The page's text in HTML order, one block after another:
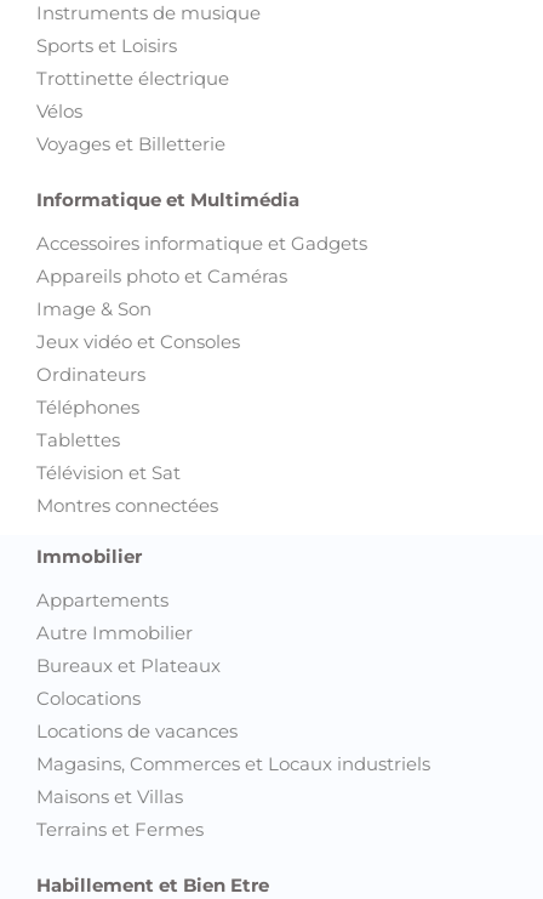
Instruments de musique
Sports et Loisirs
Trottinette électrique
Vélos
Voyages et Billetterie
Informatique et Multimédia
Accessoires informatique et Gadgets
Appareils photo et Caméras
Image & Son
Jeux vidéo et Consoles
Ordinateurs
Téléphones
Tablettes
Télévision et Sat
Montres connectées
Immobilier
Appartements
Autre Immobilier
Bureaux et Plateaux
Colocations
Locations de vacances
Magasins, Commerces et Locaux industriels
Maisons et Villas
Terrains et Fermes
Habillement et Bien Etre